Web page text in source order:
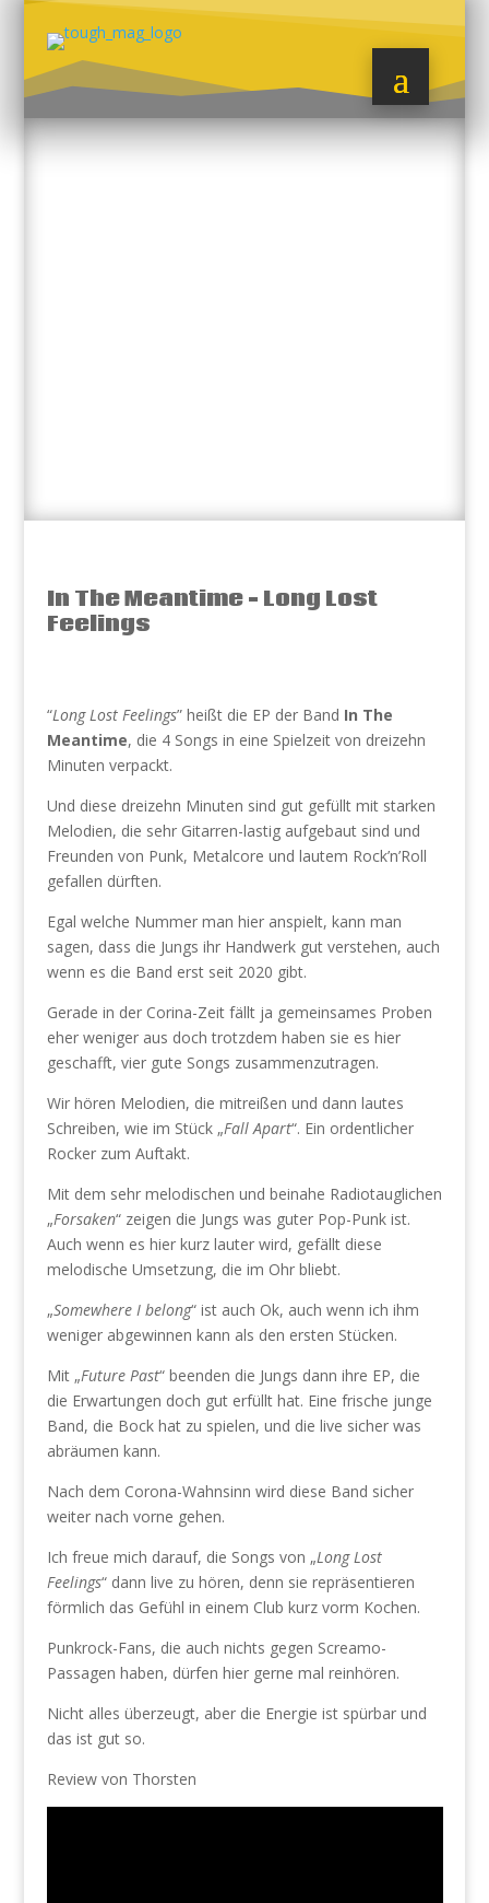
In The Meantime – Long Lost
Feelings
“Long Lost Feelings” heißt die EP der Band In The
Meantime, die 4 Songs in eine Spielzeit von dreizehn
Minuten verpackt.
Und diese dreizehn Minuten sind gut gefüllt mit starken
Melodien, die sehr Gitarren-lastig aufgebaut sind und
Freunden von Punk, Metalcore und lautem Rock’n’Roll
gefallen dürften.
Egal welche Nummer man hier anspielt, kann man
sagen, dass die Jungs ihr Handwerk gut verstehen, auch
wenn es die Band erst seit 2020 gibt.
Gerade in der Corina-Zeit fällt ja gemeinsames Proben
eher weniger aus doch trotzdem haben sie es hier
geschafft, vier gute Songs zusammenzutragen.
Wir hören Melodien, die mitreißen und dann lautes
Schreiben, wie im Stück „Fall Apart“. Ein ordentlicher
Rocker zum Auftakt.
Mit dem sehr melodischen und beinahe Radiotauglichen
„Forsaken“ zeigen die Jungs was guter Pop-Punk ist.
Auch wenn es hier kurz lauter wird, gefällt diese
melodische Umsetzung, die im Ohr bliebt.
„Somewhere I belong“ ist auch Ok, auch wenn ich ihm
weniger abgewinnen kann als den ersten Stücken.
Mit „Future Past“ beenden die Jungs dann ihre EP, die
die Erwartungen doch gut erfüllt hat. Eine frische junge
Band, die Bock hat zu spielen, und die live sicher was
abräumen kann.
Nach dem Corona-Wahnsinn wird diese Band sicher
weiter nach vorne gehen.
Ich freue mich darauf, die Songs von „Long Lost
Feelings“ dann live zu hören, denn sie repräsentieren
förmlich das Gefühl in einem Club kurz vorm Kochen.
Punkrock-Fans, die auch nichts gegen Screamo-
Passagen haben, dürfen hier gerne mal reinhören.
Nicht alles überzeugt, aber die Energie ist spürbar und
das ist gut so.
Review von Thorsten